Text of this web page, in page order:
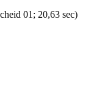
01; 20,63 sec)